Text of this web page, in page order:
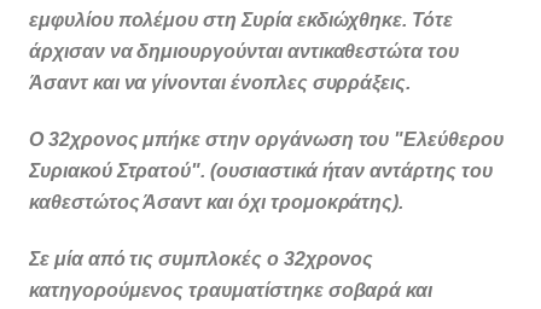
εμφυλίου πολέμου στη Συρία εκδιώχθηκε. Τότε
άρχισαν να δημιουργούνται αντικαθεστώτα του
Άσαντ και να γίνονται ένοπλες συρράξεις.
Ο 32χρονος μπήκε στην οργάνωση του "Ελεύθερου
Συριακού Στρατού". (ουσιαστικά ήταν αντάρτης του
καθεστώτος Άσαντ και όχι τρομοκράτης).
Σε μία από τις συμπλοκές ο 32χρονος
κατηγορούμενος τραυματίστηκε σοβαρά και